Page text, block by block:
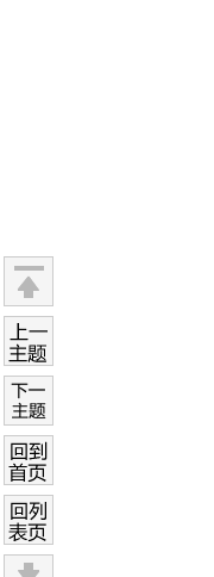
返回
顶部
下一
主题
回到
首页
回列
上一
主题